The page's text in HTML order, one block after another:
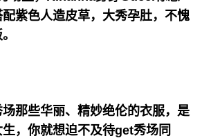
紫色人造皮草，大秀孕肚，不愧
那些华丽、精妙绝伦的衣服，是
，你就想迫不及待get秀场同